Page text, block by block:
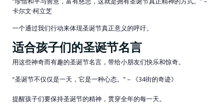
卡尔文·柯立芝
一个通过我们行动来体现圣诞节真正意义的呼吁。
适合孩子们的圣诞节名言
用这些神奇而有趣的圣诞节名言，带给小朋友们快乐和惊奇。
“圣诞节不仅仅是一天，它是一种心态。” – 《34街的奇迹》
提醒孩子们要保持圣诞节的精神，贯穿全年的每一天。